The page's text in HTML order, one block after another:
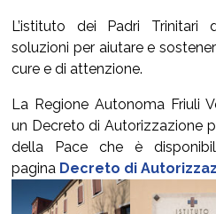
Show larger version for:
Show
L’istituto dei Padri Trinitari
soluzioni per aiutare e
cure e di attenzione.
La Regione Autonoma Friuli
un Decreto di Autorizzazione
della Pace che è
pagina Decreto di